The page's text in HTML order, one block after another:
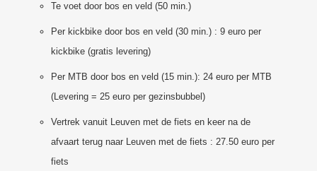
Te voet door bos en veld (50 min.)
Per kickbike door bos en veld (30 min.) : 9 euro per
kickbike (gratis levering)
Per MTB door bos en veld (15 min.): 24 euro per MTB
(Levering = 25 euro per gezinsbubbel)
Vertrek vanuit Leuven met de fiets en keer na de
afvaart terug naar Leuven met de fiets : 27.50 euro per
fiets